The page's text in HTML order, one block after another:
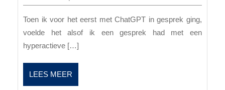
Chat
gpt
Toen ik voor het eerst met ChatGPT in gesprek ging,
voelde het alsof ik een gesprek had met een
hyperactieve […]
LEES MEER
MEER